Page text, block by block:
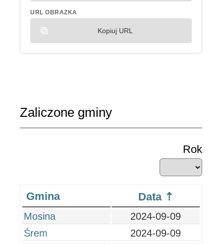
URL OBRAZKA
Kopiuj URL
Zaliczone gminy
Rok
Gmina Data
Mosina
2024-09-09
Śrem
2024-09-09